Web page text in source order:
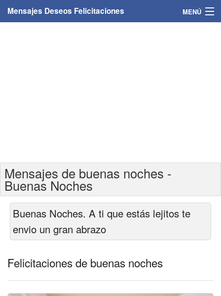
Mensajes Deseos Felicitaciones MENÚ
Felicitaciones para años
Felicitaciones días de la semana
Felicitaciones días del año
Mensajes de buenas noches -
Buenas Noches
Buenas Noches. A ti que estás lejitos te
envio un gran abrazo
Felicitaciones de buenas noches